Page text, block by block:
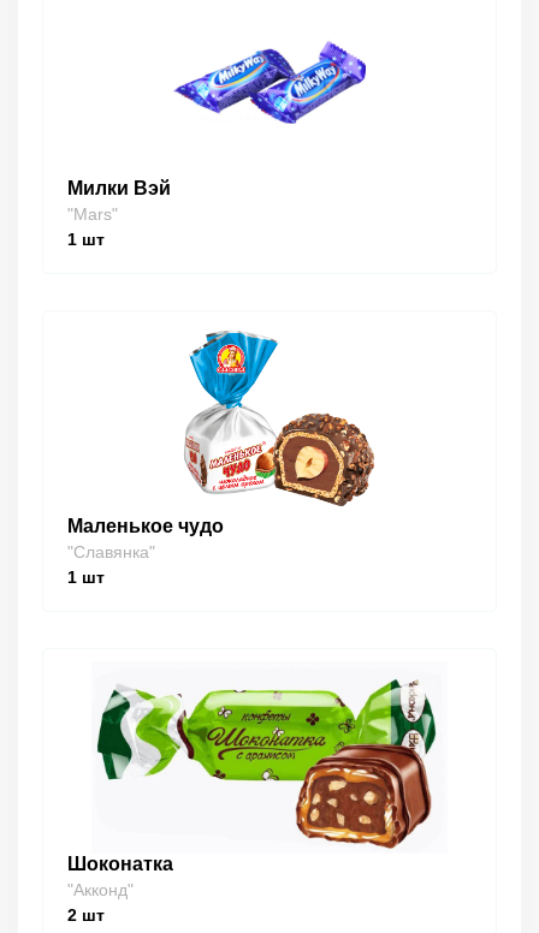
Милки Вэй
"Mars"
1 шт
Маленькое чудо
"Славянка"
1 шт
Шоконатка
"Акконд"
2 шт